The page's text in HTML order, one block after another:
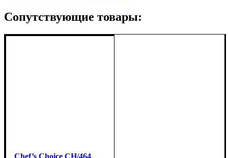
Сопутствующие товары:
Chef’s Choice CH/464